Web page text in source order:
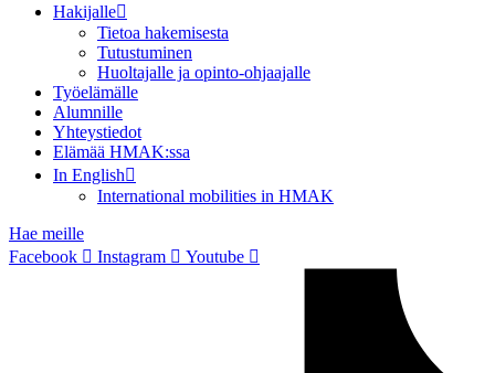
Hakijalle
Tietoa hakemisesta
Tutustuminen
Huoltajalle ja opinto-ohjaajalle
Työelämälle
Alumnille
Yhteystiedot
Elämää HMAK:ssa
In English
International mobilities in HMAK
Hae meille
Facebook
Instagram Youtube